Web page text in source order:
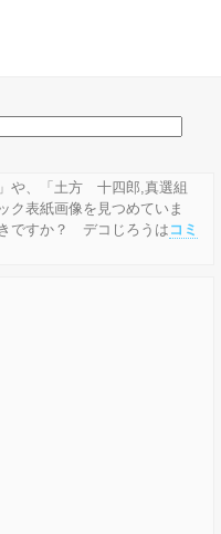
」や、「土方 十四郎,真選組
ク表紙画像を見つめていま
ですか？ デコじろうはコミ